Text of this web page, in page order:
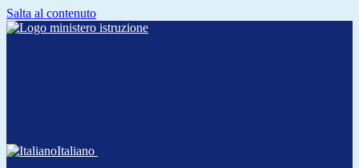
Salta al contenuto
Italiano